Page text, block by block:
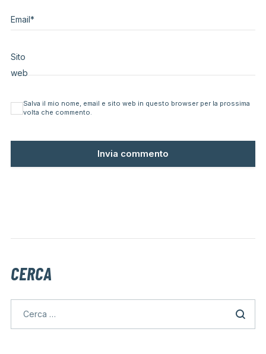
Email*
Sito
web
Salva il mio nome, email e sito web in questo browser per la prossima
volta che commento.
CERCA